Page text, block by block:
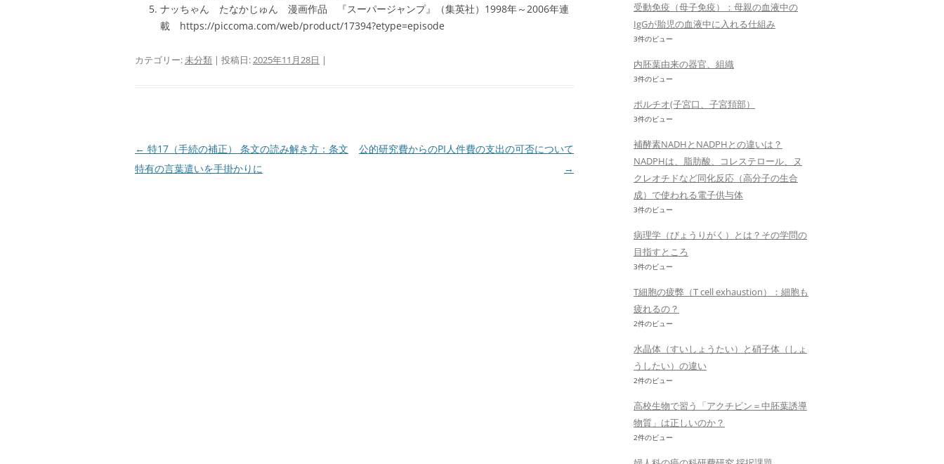
ナッちゃん たなかじゅん 漫画作品 『スーパージャンプ』（集英社）1998年～2006年連
載 https://piccoma.com/web/product/17394?etype=episode
カテゴリー:未分類 | 投稿日:2025年11月28日 |
投
稿
← 特17（手続の補正） 条文の読み解き方：条文
特有の言葉遣いを手掛かりに
公的研究費からのPI人件費の支出の可否について
→
受動免疫（母子免疫）：母親の血液中の
IgGが胎児の血液中に入れる仕組み
3件のビュー
内胚葉由来の器官、組織
3件のビュー
ポルチオ(子宮口、子宮頚部）
3件のビュー
補酵素NADHとNADPHとの違いは？
NADPHは、脂肪酸、コレステロール、ヌ
クレオチドなど同化反応（高分子の生合
成）で使われる電子供与体
3件のビュー
病理学（びょうりがく）とは？その学問の
目指すところ
3件のビュー
T細胞の疲弊（T cell exhaustion）：細胞も
疲れるの？
2件のビュー
水晶体（すいしょうたい）と硝子体（しょ
うしたい）の違い
2件のビュー
高校生物で習う「アクチビン＝中胚葉誘導
物質」は正しいのか？
2件のビュー